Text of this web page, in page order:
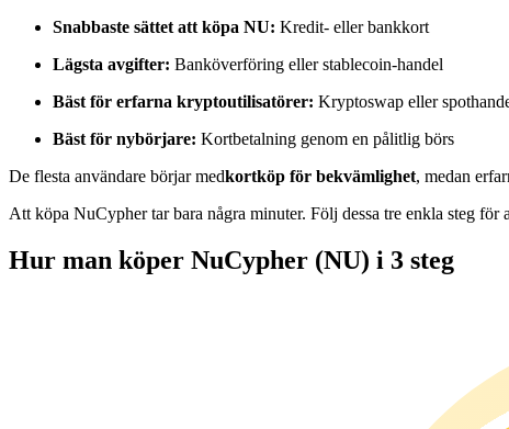
Futures med USDC som säkerhet
Kopiera Trading
Snabbaste sättet att köpa NU: Kredit- eller bankkort
Lägsta avgifter: Banköverföring eller stablecoin-handel
Bäst för erfarna kryptoutilisatörer: Kryptoswap eller
Bäst för nybörjare: Kortbetalning genom en pålitlig börs
De flesta användare börjar medkortköp för bekvämlighet, medan
Att köpa NuCypher tar bara några minuter. Följ dessa tre enkla steg för
Hur man köper NuCypher (NU) i 3 steg